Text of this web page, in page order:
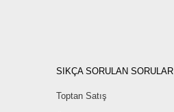
SIKÇA SORULAN SORULAR
Toptan Satış